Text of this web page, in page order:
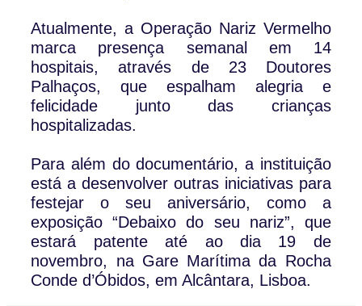
Atualmente, a Operação Nariz Vermelho
marca presença semanal em 14
hospitais, através de 23 Doutores
Palhaços, que espalham alegria e
felicidade junto das crianças
hospitalizadas.
Para além do documentário, a instituição
está a desenvolver outras iniciativas para
festejar o seu aniversário, como a
exposição “Debaixo do seu nariz”, que
estará patente até ao dia 19 de
novembro, na Gare Marítima da Rocha
Conde d’Óbidos, em Alcântara, Lisboa.